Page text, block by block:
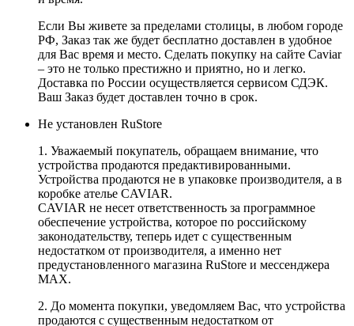
Если Вы живете за пределами столицы, в любом городе
РФ, Заказ так же будет бесплатно доставлен в удобное
для Вас время и место. Сделать покупку на сайте Caviar
– это не только престижно и приятно, но и легко.
Доставка по России осуществляется сервисом СДЭК.
Ваш Заказ будет доставлен точно в срок.
Не установлен RuStore
1. Уважаемый покупатель, обращаем внимание, что
устройства продаются предактивированными.
Устройства продаются не в упаковке производителя, а в
коробке ателье CAVIAR.
CAVIAR не несет ответственность за программное
обеспечение устройства, которое по российскому
законодательству, теперь идет с существенным
недостатком от производителя, а именно нет
предустановленного магазина RuStore и мессенджера
MAX.
2. До момента покупки, уведомляем Вас, что устройства
продаются с существенным недостатком от